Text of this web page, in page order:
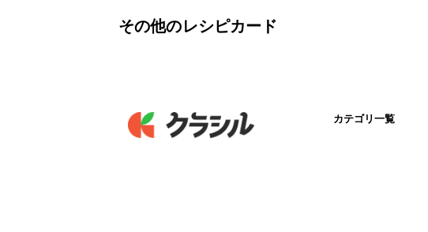
その他のレシピカード
カテゴリ一覧